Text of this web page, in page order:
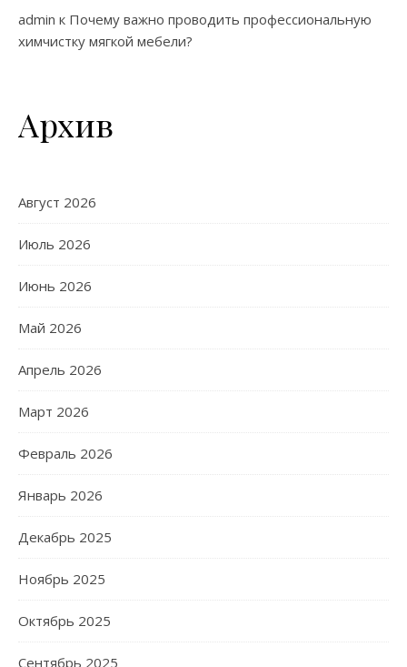
admin к Почему важно проводить профессиональную
химчистку мягкой мебели?
Архив
Август 2026
Июль 2026
Июнь 2026
Май 2026
Апрель 2026
Март 2026
Февраль 2026
Январь 2026
Декабрь 2025
Ноябрь 2025
Октябрь 2025
Сентябрь 2025